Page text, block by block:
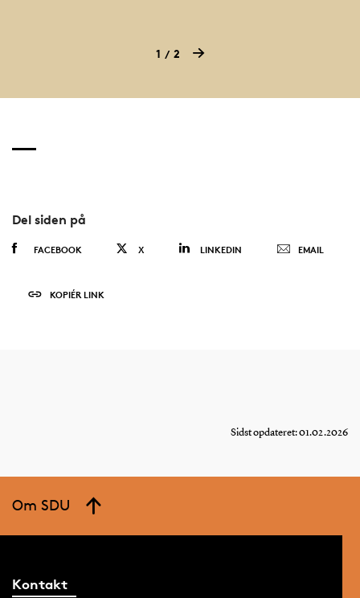
1 2
Del siden på
FACEBOOK X LINKEDIN EMAIL
KOPIÉR LINK
Sidst opdateret: 01.02.2026
Om SDU
Kontakt